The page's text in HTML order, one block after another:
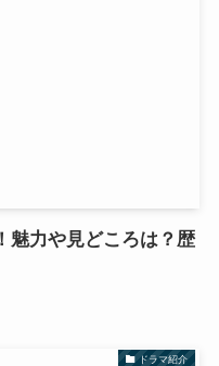
魅力や見どころは？歴
ドラマ紹介